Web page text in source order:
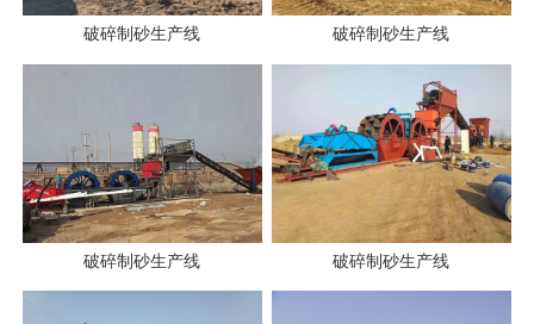
破碎制砂生产线 破碎制砂生产线
破碎制砂生产线 破碎制砂生产线